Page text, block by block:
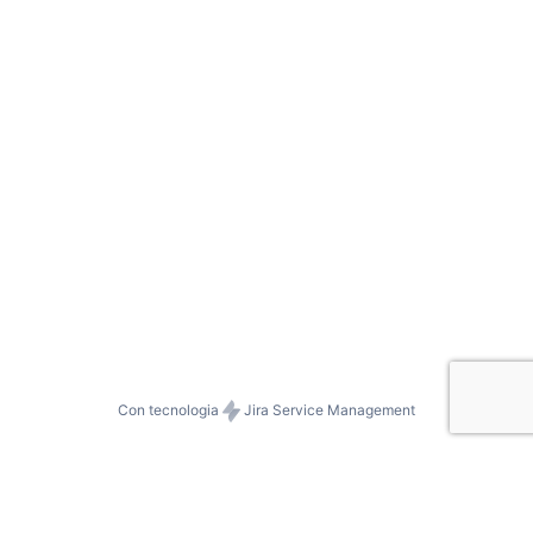
Con tecnologia Jira Service Management